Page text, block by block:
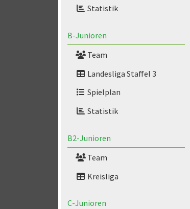
Statistik
B-Junioren
Team
Landesliga Staffel 3
Spielplan
Statistik
B2-Junioren
Team
Kreisliga
C-Junioren